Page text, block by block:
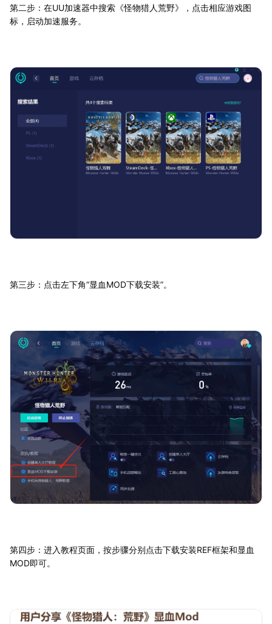
第二步：在UU加速器中搜索《怪物猎人荒野》，点击相应游戏图
标，启动加速服务。
第三步：点击左下角“显血MOD下载安装”。
第四步：进入教程页面，按步骤分别点击下载安装REF框架和显血
MOD即可。